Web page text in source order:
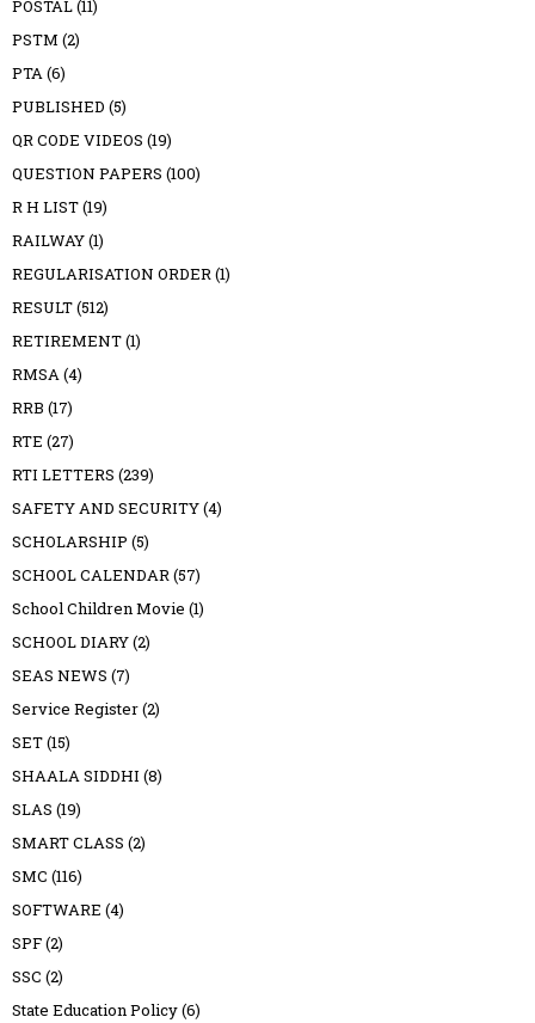
POSTAL(11)
PSTM (2)
PTA(6)
PUBLISHED (5)
QR CODE VIDEOS (19)
QUESTION PAPERS (100)
R H LIST(19)
RAILWAY(1)
REGULARISATION ORDER(1)
RESULT(512)
RETIREMENT(1)
RMSA(4)
RRB (17)
RTE (27)
RTI LETTERS (239)
SAFETY AND SECURITY(4)
SCHOLARSHIP (5)
SCHOOL CALENDAR(57)
School Children Movie (1)
SCHOOL DIARY(2)
SEAS NEWS (7)
Service Register(2)
SET(15)
SHAALA SIDDHI (8)
SLAS (19)
SMART CLASS (2)
SMC (116)
SOFTWARE (4)
SPF(2)
SSC (2)
State Education Policy(6)